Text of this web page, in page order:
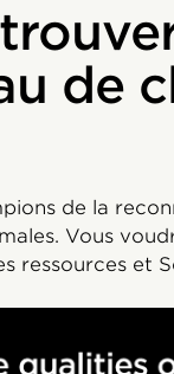
de
de la
Vous
ressources et